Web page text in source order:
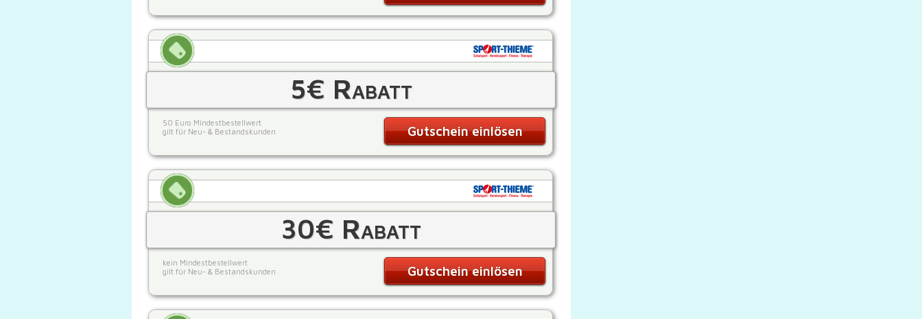
5€ Rabatt
50 Euro Mindestbestellwert
gilt für Neu- & Bestandskunden
Gutschein einlösen
30€ Rabatt
kein Mindestbestellwert
gilt für Neu- & Bestandskunden
Gutschein einlösen